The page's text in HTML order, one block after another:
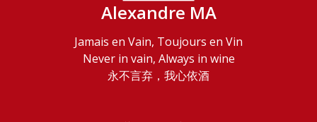
Alexandre MA
Jamais en Vain, Toujours en Vin
Never in vain, Always in wine
永不言弃，我心依酒